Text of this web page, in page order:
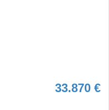
33.870 €